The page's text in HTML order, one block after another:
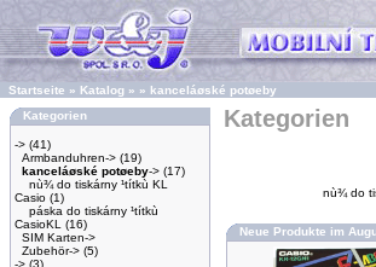
Startseite » Katalog » » kanceláøské potøeby
Kategorien
-> (41)
Armbanduhren-> (19)
kanceláøské potøeby-> (17)
nù¾ do tiskárny ¹títkù KL
Casio (1)
páska do tiskárny ¹títkù
CasioKL
(16)
SIM Karten->
Zubehör-> (5)
-> (3)
Kategorien
nù¾ do
Neue Produkte im